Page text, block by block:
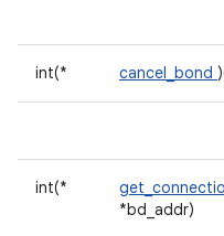
int(* cancel_bond
int(*
*bd_addr)